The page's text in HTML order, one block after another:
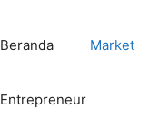
Beranda Market
Entrepreneur